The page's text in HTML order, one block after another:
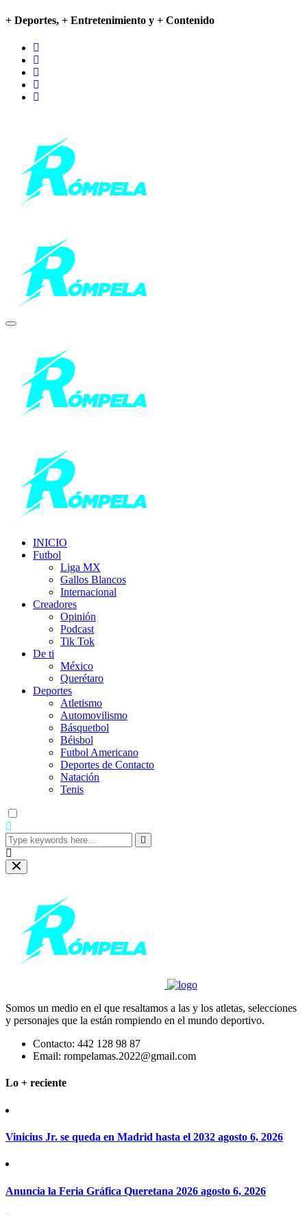
+ Deportes, + Entretenimiento y + Contenido
INICIO
Futbol
Liga MX
Gallos Blancos
Internacional
Creadores
Opinión
Podcast
Tik Tok
De ti
México
Querétaro
Deportes
Atletismo
Automovilismo
Básquetbol
Béisbol
Futbol Americano
Deportes de Contacto
Natación
Tenis
Somos un medio en el que resaltamos a las y los atletas, selecciones
y personajes que la están rompiendo en el mundo deportivo.
Contacto: 442 128 98 87
Email: rompelamas.2022@gmail.com
Lo + reciente
Vinicius Jr. se queda en Madrid hasta el 2032 agosto 6, 2026
Anuncia la Feria Gráfica Queretana 2026 agosto 6, 2026